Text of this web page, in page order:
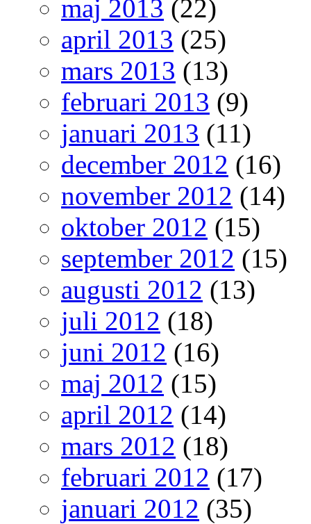
maj 2013 (22)
april 2013 (25)
mars 2013 (13)
februari 2013 (9)
januari 2013 (11)
december 2012 (16)
november 2012 (14)
oktober 2012 (15)
september 2012 (15)
augusti 2012 (13)
juli 2012 (18)
juni 2012 (16)
maj 2012 (15)
april 2012 (14)
mars 2012 (18)
februari 2012 (17)
januari 2012 (35)